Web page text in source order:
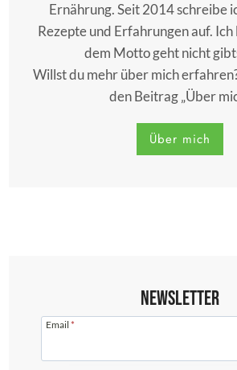
Ernährung. Seit 2014 schreibe
Rezepte und Erfahrungen auf. Ich
dem Motto geht nicht
Willst du mehr über mich
den Beitrag „Über
Über mich
Newsletter
Email *